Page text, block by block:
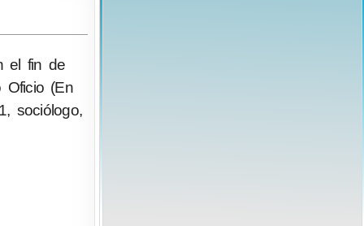
el fin de
Oficio (En
sociólogo,